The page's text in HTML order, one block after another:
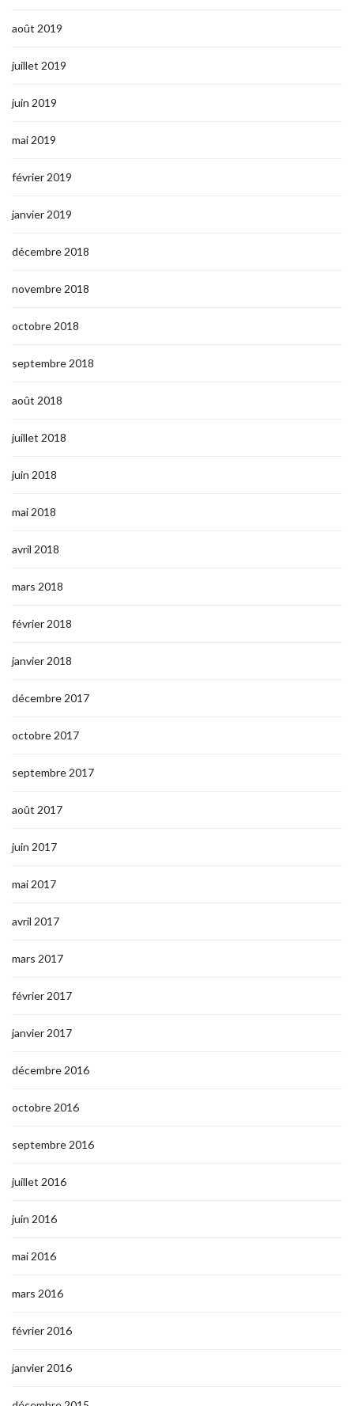
août 2019
juillet 2019
juin 2019
mai 2019
février 2019
janvier 2019
décembre 2018
novembre 2018
octobre 2018
septembre 2018
août 2018
juillet 2018
juin 2018
mai 2018
avril 2018
mars 2018
février 2018
janvier 2018
décembre 2017
octobre 2017
septembre 2017
août 2017
juin 2017
mai 2017
avril 2017
mars 2017
février 2017
janvier 2017
décembre 2016
octobre 2016
septembre 2016
juillet 2016
juin 2016
mai 2016
mars 2016
février 2016
janvier 2016